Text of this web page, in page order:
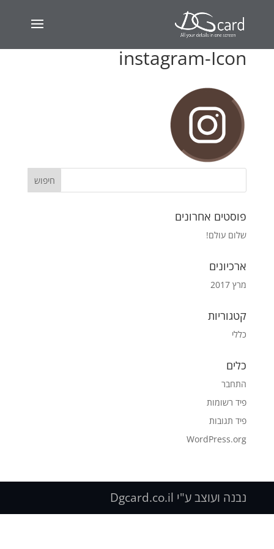
instagram-Icon
פוסטים אחרונים
שלום עולם!
ארכיונים
מרץ 2017
קטגוריות
כללי
כלים
התחבר
פיד רשומות
פיד תגובות
WordPress.org
נבנה ועוצב ע"י Dgcard.co.il